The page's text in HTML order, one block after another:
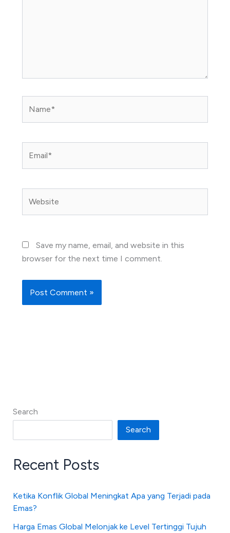
Save my name, email, and website in this
browser for the next time I comment.
Search
Search
Recent Posts
Ketika Konflik Global Meningkat Apa yang Terjadi pada
Emas?
Harga Emas Global Melonjak ke Level Tertinggi Tujuh